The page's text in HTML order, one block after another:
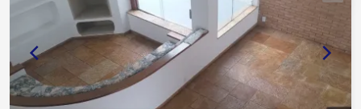
ampla e segura.